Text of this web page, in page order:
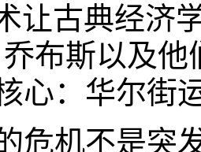
让古典经济
乔布斯以及
心：华尔街
危机不是突